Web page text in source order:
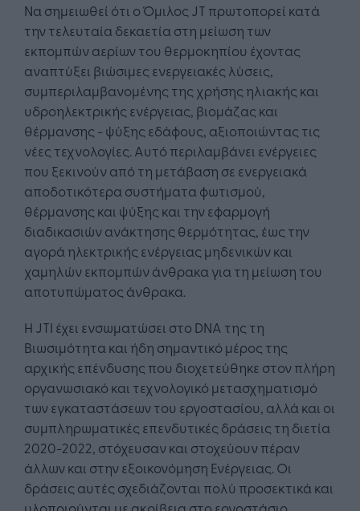
Να σημειωθεί ότι ο Όμιλος JT πρωτοπορεί κατά
την τελευταία δεκαετία στη μείωση των
εκπομπών αερίων του θερμοκηπίου έχοντας
αναπτύξει βιώσιμες ενεργειακές λύσεις,
συμπεριλαμβανομένης της χρήσης ηλιακής και
υδροηλεκτρικής ενέργειας, βιομάζας και
θέρμανσης - ψύξης εδάφους, αξιοποιώντας τις
νέες τεχνολογίες. Αυτό περιλαμβάνει ενέργειες
που ξεκινούν από τη μετάβαση σε ενεργειακά
αποδοτικότερα συστήματα φωτισμού,
θέρμανσης και ψύξης και την εφαρμογή
διαδικασιών ανάκτησης θερμότητας, έως την
αγορά ηλεκτρικής ενέργειας μηδενικών και
χαμηλών εκπομπών άνθρακα για τη μείωση του
αποτυπώματος άνθρακα.
Η JTI έχει ενσωματώσει στο DNA της τη
Βιωσιμότητα και ήδη σημαντικό μέρος της
αρχικής επένδυσης που διοχετεύθηκε στον πλήρη
οργανωσιακό και τεχνολογικό μετασχηματισμό
των εγκαταστάσεων του εργοστασίου, αλλά και οι
συμπληρωματικές επενδυτικές δράσεις τη διετία
2020-2022, στόχευσαν και στοχεύουν πέραν
άλλων και στην εξοικονόμηση Ενέργειας. Οι
δράσεις αυτές σχεδιάζονται πολύ προσεκτικά και